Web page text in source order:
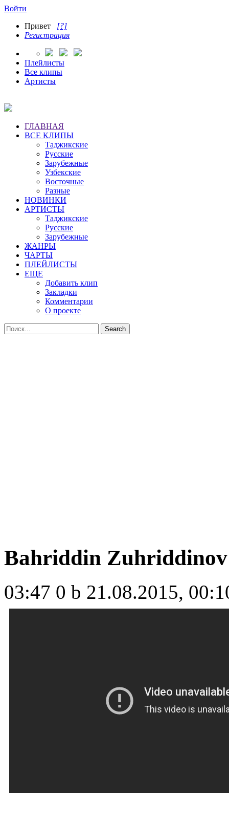
Войти
Привет [?]
Регистрация
Плейлисты
Все клипы
Артисты
ГЛАВНАЯ
ВСЕ КЛИПЫ
Таджикские
Русские
Зарубежные
Узбекские
Восточные
Разные
НОВИНКИ
АРТИСТЫ
Таджикские
Русские
Зарубежные
ЖАНРЫ
ЧАРТЫ
ПЛЕЙЛИСТЫ
ЕЩЕ
Добавить клип
Закладки
Комментарии
О проекте
Bahriddin
03:47 0 b 21.08.2015,